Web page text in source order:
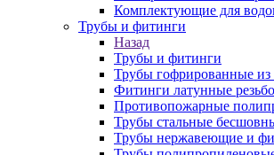
Комплектующие для
Трубы и фитинги
Назад
Трубы и фитинги
Трубы гофрированные
Фитинги латунные
Противопожарные
Трубы стальные
Трубы нержавеющие и